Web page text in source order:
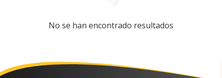
No se han encontrado resultados